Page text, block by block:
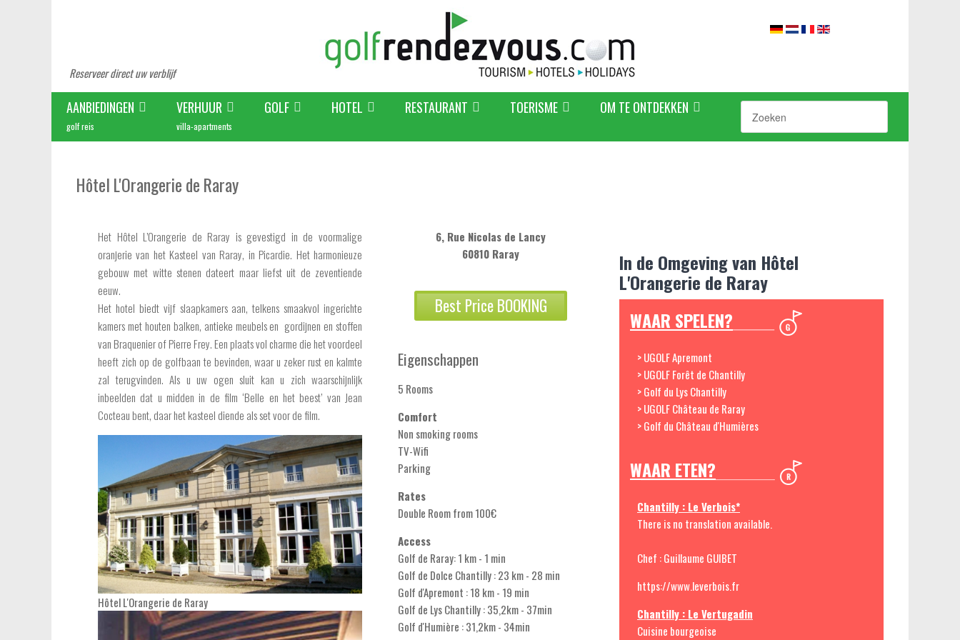
Reserveer direct uw verblijf
AANBIEDINGEN
golf reis
VERHUUR
villa-apartments
GOLF HOTEL RESTAURANT TOERISME OM TE ONTDEKKEN
Hôtel L'Orangerie de Raray
Het Hôtel L’Orangerie de Raray is gevestigd in de voormalige
oranjerie van het Kasteel van Raray, in Picardie. Het harmonieuze
gebouw met witte stenen dateert maar liefst uit de zeventiende
eeuw.
Het hotel biedt vijf slaapkamers aan, telkens smaakvol ingerichte
kamers met houten balken, antieke meubels en gordijnen en stoffen
van Braquenier of Pierre Frey. Een plaats vol charme die het voordeel
heeft zich op de golfbaan te bevinden, waar u zeker rust en kalmte
zal terugvinden. Als u uw ogen sluit kan u zich waarschijnlijk
inbeelden dat u midden in de film ‘Belle en het beest’ van Jean
Cocteau bent, daar het kasteel diende als set voor de film.
Hôtel L'Orangerie de Raray
6, Rue Nicolas de Lancy
60810 Raray
Best Price BOOKING
Eigenschappen
5 Rooms
Comfort
Non smoking rooms
TV-Wifi
Parking
Rates
Double Room from 100€
Access
Golf de Raray: 1 km - 1 min
Golf de Dolce Chantilly : 23 km - 28 min
Golf d'Apremont : 18 km - 19 min
Golf de Lys Chantilly : 35,2km - 37min
Golf d'Humière : 31,2km - 34min
In de Omgeving van Hôtel
L'Orangerie de Raray
WAAR SPELEN?
> UGOLF Apremont
> UGOLF Forêt de Chantilly
> Golf du Lys Chantilly
> UGOLF Château de Raray
> Golf du Château d'Humières
WAAR ETEN?
Chantilly : Le Verbois*
There is no translation available.
Chef : Guillaume GUIBET
https://www.leverbois.fr
Chantilly : Le Vertugadin
Cuisine bourgeoise